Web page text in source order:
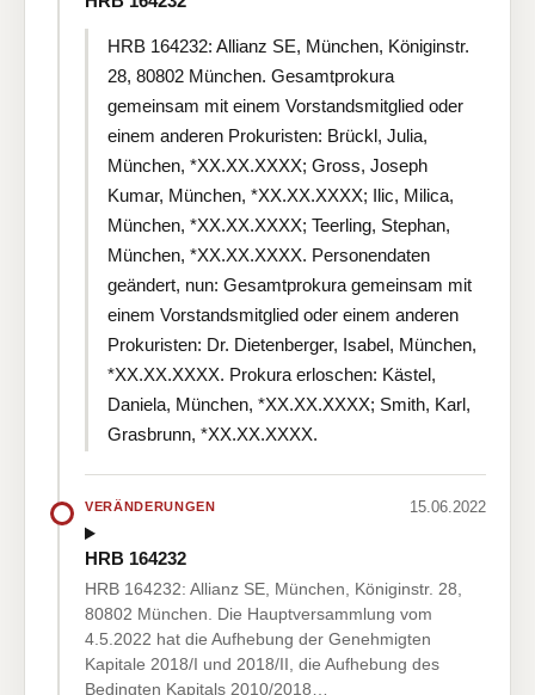
HRB 164232: Allianz SE, München, Königinstr.
28, 80802 München. Gesamtprokura
gemeinsam mit einem Vorstandsmitglied oder
einem anderen Prokuristen: Brückl, Julia,
München, *XX.XX.XXXX; Gross, Joseph
Kumar, München, *XX.XX.XXXX; Ilic, Milica,
München, *XX.XX.XXXX; Teerling, Stephan,
München, *XX.XX.XXXX. Personendaten
geändert, nun: Gesamtprokura gemeinsam mit
einem Vorstandsmitglied oder einem anderen
Prokuristen: Dr. Dietenberger, Isabel, München,
*XX.XX.XXXX. Prokura erloschen: Kästel,
Daniela, München, *XX.XX.XXXX; Smith, Karl,
Grasbrunn, *XX.XX.XXXX.
VERÄNDERUNGEN 15.06.2022
HRB 164232
HRB 164232: Allianz SE, München, Königinstr. 28,
80802 München. Die Hauptversammlung vom
4.5.2022 hat die Aufhebung der Genehmigten
Kapitale 2018/I und 2018/II, die Aufhebung des
Bedingten Kapitals 2010/2018…